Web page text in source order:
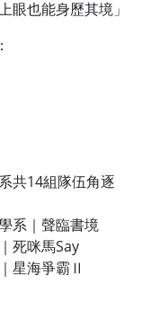
眼也能身歷其境」
共14組隊伍角逐
系｜聲臨書境
死咪馬Say
星海爭霸Ⅱ